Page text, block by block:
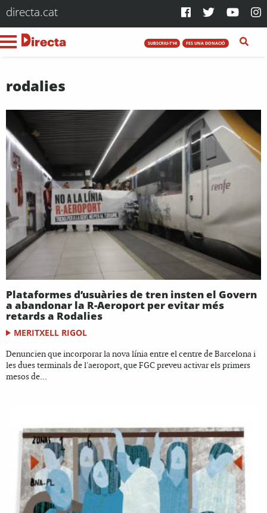
directa.cat
SUBSCRIU-T'HI FES UNA DONACIÓ
rodalies
Plataformes d’usuàries de tren insten el Govern
a abandonar la R-Aeroport per evitar més
retards a Rodalies
MERITXELL RIGOL
Denuncien que incorporar la nova línia entre el centre de Barcelona i
les dues terminals de l'aeroport, que FGC preveu activar els primers
mesos de...